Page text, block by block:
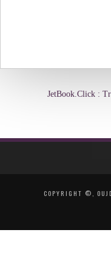
JetBook.Click :
COPYRIGHT ©,